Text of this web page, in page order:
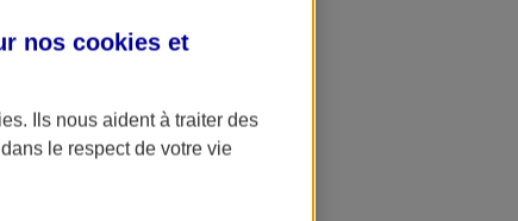
nos cookies et
. Ils nous aident à traiter des
le respect de votre vie